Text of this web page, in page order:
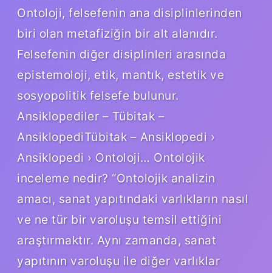
Ontoloji, felsefenin ana disiplinlerinden
biri olan metafiziğin bir alt alanıdır.
Felsefenin diğer disiplinleri arasında
epistemoloji, etik, mantık, estetik ve
sosyopolitik felsefe bulunur.
Ansiklopediler – Tübitak –
AnsiklopediTübitak – Ansiklopedi ›
Ansiklopedi › Ontoloji… Ontolojik
inceleme nedir? “Ontolojik analizin
amacı, sanat yapıtındaki varlıkların nasıl
ve ne tür bir varoluşu temsil ettiğini
araştırmaktır. Aynı zamanda, sanat
yapıtının varoluşu ile diğer varlıklar